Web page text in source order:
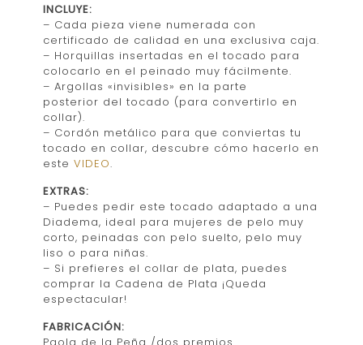
INCLUYE:
– Cada pieza viene numerada con
certificado de calidad en una exclusiva caja.
– Horquillas insertadas en el tocado para
colocarlo en el peinado muy fácilmente.
– Argollas «invisibles» en la parte
posterior del tocado (para convertirlo en
collar).
– Cordón metálico para que conviertas tu
tocado en collar, descubre cómo hacerlo en
este VIDEO.
EXTRAS:
– Puedes pedir este tocado adaptado a una
Diadema, ideal para mujeres de pelo muy
corto, peinadas con pelo suelto, pelo muy
liso o para niñas.
– Si prefieres el collar de plata, puedes
comprar la Cadena de Plata ¡Queda
espectacular!
FABRICACIÓN:
Paola de la Peña /dos premios